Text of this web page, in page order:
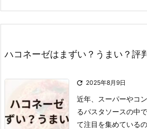
ハコネーゼはまずい？うまい？評
 2025年8月9日
近年、スーパーやコ
るパスタソースの中
て注目を集めている